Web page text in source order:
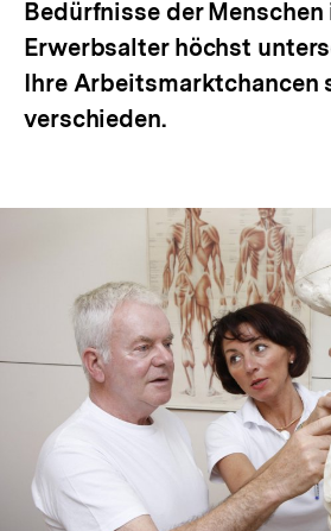
Bedürfnisse der Menschen
Erwerbsalter höchst
Ihre Arbeitsmarktchancen
verschieden.